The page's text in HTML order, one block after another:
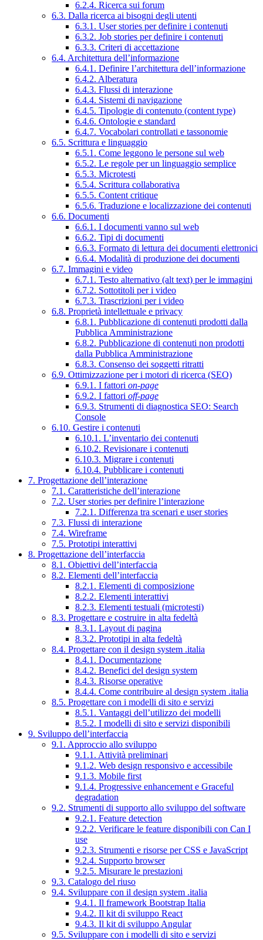
6.2.4. Ricerca sui forum
6.3. Dalla ricerca ai bisogni degli utenti
6.3.1. User stories per definire i contenuti
6.3.2. Job stories per definire i contenuti
6.3.3. Criteri di accettazione
6.4. Architettura dell’informazione
6.4.1. Definire l’architettura dell’informazione
6.4.2. Alberatura
6.4.3. Flussi di interazione
6.4.4. Sistemi di navigazione
6.4.5. Tipologie di contenuto (content type)
6.4.6. Ontologie e standard
6.4.7. Vocabolari controllati e tassonomie
6.5. Scrittura e linguaggio
6.5.1. Come leggono le persone sul web
6.5.2. Le regole per un linguaggio semplice
6.5.3. Microtesti
6.5.4. Scrittura collaborativa
6.5.5. Content critique
6.5.6. Traduzione e localizzazione dei contenuti
6.6. Documenti
6.6.1. I documenti vanno sul web
6.6.2. Tipi di documenti
6.6.3. Formato di lettura dei documenti elettronici
6.6.4. Modalità di produzione dei documenti
6.7. Immagini e video
6.7.1. Testo alternativo (alt text) per le immagini
6.7.2. Sottotitoli per i video
6.7.3. Trascrizioni per i video
6.8. Proprietà intellettuale e privacy
6.8.1. Pubblicazione di contenuti prodotti dalla
Pubblica Amministrazione
6.8.2. Pubblicazione di contenuti non prodotti
dalla Pubblica Amministrazione
6.8.3. Consenso dei soggetti ritratti
6.9. Ottimizzazione per i motori di ricerca (SEO)
6.9.1. I fattori on-page
6.9.2. I fattori off-page
6.9.3. Strumenti di diagnostica SEO: Search
Console
6.10. Gestire i contenuti
6.10.1. L’inventario dei contenuti
6.10.2. Revisionare i contenuti
6.10.3. Migrare i contenuti
6.10.4. Pubblicare i contenuti
7. Progettazione dell’interazione
7.1. Caratteristiche dell’interazione
7.2. User stories per definire l’interazione
7.2.1. Differenza tra scenari e user stories
7.3. Flussi di interazione
7.4. Wireframe
7.5. Prototipi interattivi
8. Progettazione dell’interfaccia
8.1. Obiettivi dell’interfaccia
8.2. Elementi dell’interfaccia
8.2.1. Elementi di composizione
8.2.2. Elementi interattivi
8.2.3. Elementi testuali (microtesti)
8.3. Progettare e costruire in alta fedeltà
8.3.1. Layout di pagina
8.3.2. Prototipi in alta fedeltà
8.4. Progettare con il design system .italia
8.4.1. Documentazione
8.4.2. Benefici del design system
8.4.3. Risorse operative
8.4.4. Come contribuire al design system .italia
8.5. Progettare con i modelli di sito e servizi
8.5.1. Vantaggi dell’utilizzo dei modelli
8.5.2. I modelli di sito e servizi disponibili
9. Sviluppo dell’interfaccia
9.1. Approccio allo sviluppo
9.1.1. Attività preliminari
9.1.2. Web design responsivo e accessibile
9.1.3. Mobile first
9.1.4. Progressive enhancement e Graceful
degradation
9.2. Strumenti di supporto allo sviluppo del software
9.2.1. Feature detection
9.2.2. Verificare le feature disponibili con Can I
use
9.2.3. Strumenti e risorse per CSS e JavaScript
9.2.4. Supporto browser
9.2.5. Misurare le prestazioni
9.3. Catalogo del riuso
9.4. Sviluppare con il design system .italia
9.4.1. Il framework Bootstrap Italia
9.4.2. Il kit di sviluppo React
9.4.3. Il kit di sviluppo Angular
9.5. Sviluppare con i modelli di sito e servizi